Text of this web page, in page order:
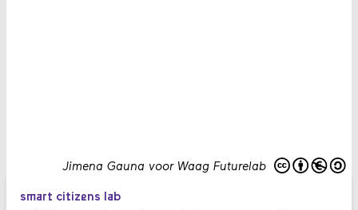
Jimena Gauna voor Waag Futurelab
smart citizens lab